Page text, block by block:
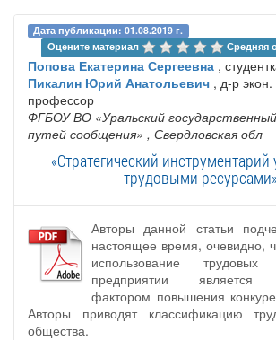
Дата публикации: 01.08.2019 г.
Оцените материал
Средняя
Попова Екатерина Сергеевна ,
Пикалин Юрий Анатольевич , д-р экон.
профессор
ФГБОУ ВО «Уральский
путей сообщения» , Свердловская обл
«Стратегический
трудовыми
Авторы данной статьи
настоящее время, очевидно,
использование
предприятии является
фактором повышения
Авторы приводят классификацию
общества.